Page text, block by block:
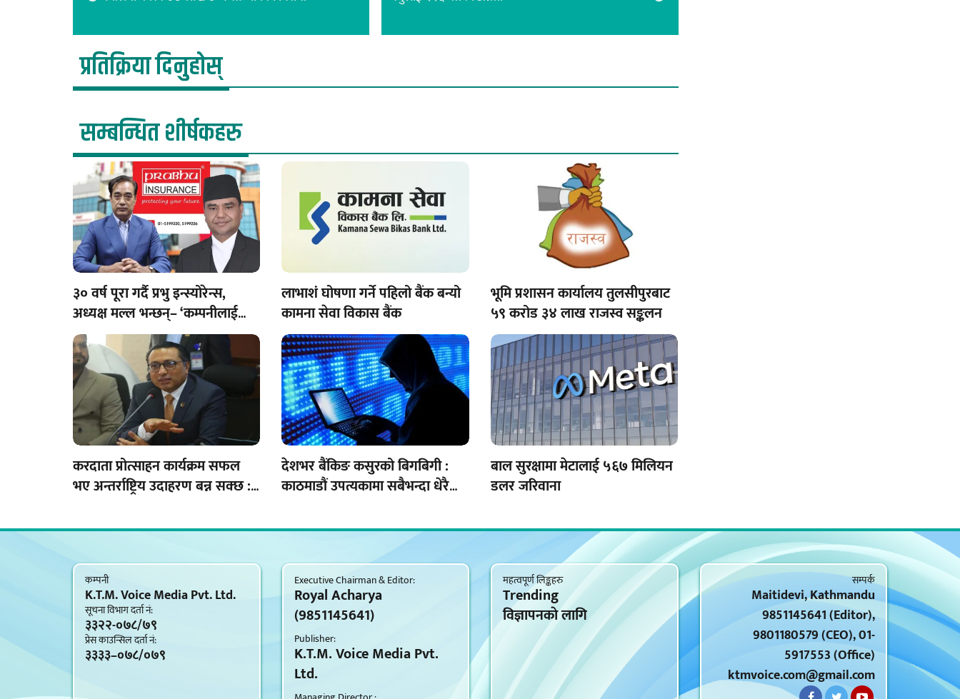
प्रतिक्रिया दिनुहोस्
सम्बन्धित शीर्षकहरु
३० वर्ष पूरा गर्दै प्रभु इन्स्योरेन्स,
अध्यक्ष मल्ल भन्छन्– ‘कम्पनीलाई
अझ मजबुत बनाउँछौँ’
लाभाशं घोषणा गर्ने पहिलो बैंक बन्यो
कामना सेवा विकास बैंक
भूमि प्रशासन कार्यालय तुलसीपुरबाट
५९ करोड ३४ लाख राजस्व सङ्कलन
करदाता प्रोत्साहन कार्यक्रम सफल
भए अन्तर्राष्ट्रिय उदाहरण बन्न सक्छ :
देशभर बैंकिङ कसुरको बिगबिगी :
काठमाडौं उपत्यकामा सबैभन्दा धेरै
बाल सुरक्षामा मेटालाई ५६७ मिलियन
डलर जरिवाना
कम्पनी
K.T.M. Voice Media Pvt. Ltd.
सूचना विभाग दर्ता नं‍:
३३२२-०७८/७९
प्रेस काउन्सिल दर्ता नं‍:
३३३३–०७८/०७९
Executive Chairman & Editor:
Royal Acharya
(9851145641)
Publisher:
K.T.M. Voice Media Pvt.
Ltd.
महत्वपूर्ण लिङ्कहरु
Trending
विज्ञापनकाे लागि
सम्पर्क
Maitidevi, Kathmandu
9851145641 (Editor),
9801180579 (CEO), 01-
5917553 (Office)
ktmvoice.com@gmail.com